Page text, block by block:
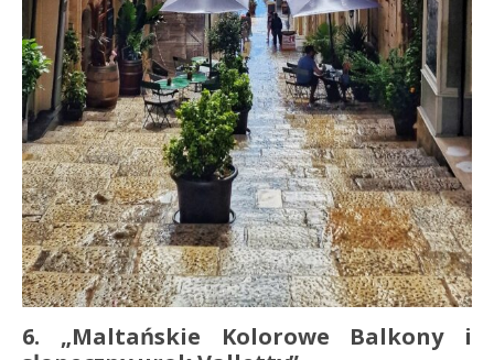
6. „Maltańskie Kolorowe Balkony i